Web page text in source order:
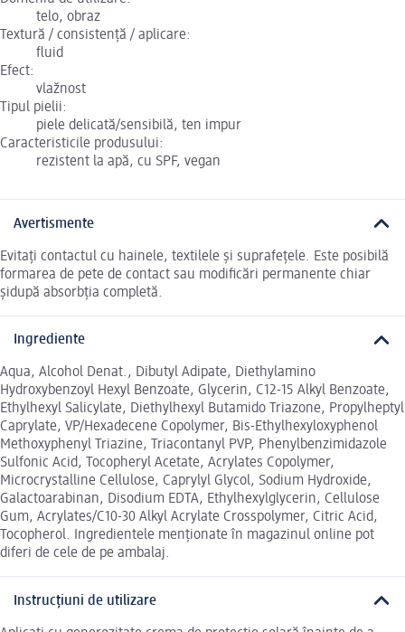
telo, obraz
Textură / consistență / aplicare:
fluid
Efect:
vlažnost
Tipul pielii:
piele delicată/sensibilă, ten impur
Caracteristicile produsului:
rezistent la apă, cu SPF, vegan
Avertismente
Evitați contactul cu hainele, textilele și suprafețele. Este posibilă
formarea de pete de contact sau modificări permanente chiar
șidupă absorbția completă.
Ingrediente
Aqua, Alcohol Denat., Dibutyl Adipate, Diethylamino
Hydroxybenzoyl Hexyl Benzoate, Glycerin, C12-15 Alkyl Benzoate,
Ethylhexyl Salicylate, Diethylhexyl Butamido Triazone, Propylheptyl
Caprylate, VP/Hexadecene Copolymer, Bis-Ethylhexyloxyphenol
Methoxyphenyl Triazine, Triacontanyl PVP, Phenylbenzimidazole
Sulfonic Acid, Tocopheryl Acetate, Acrylates Copolymer,
Microcrystalline Cellulose, Caprylyl Glycol, Sodium Hydroxide,
Galactoarabinan, Disodium EDTA, Ethylhexylglycerin, Cellulose
Gum, Acrylates/C10-30 Alkyl Acrylate Crosspolymer, Citric Acid,
Tocopherol. Ingredientele menționate în magazinul online pot
diferi de cele de pe ambalaj.
Instrucțiuni de utilizare